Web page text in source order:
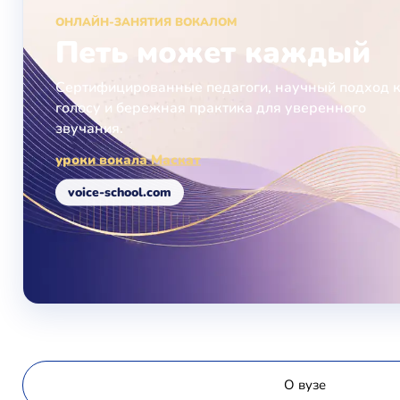
ОНЛАЙН-ЗАНЯТИЯ ВОКАЛОМ
Петь может каждый
Сертифицированные педагоги, научный подход к
голосу и бережная практика для уверенного
звучания.
уроки вокала Маскат
voice-school.com
О вузе